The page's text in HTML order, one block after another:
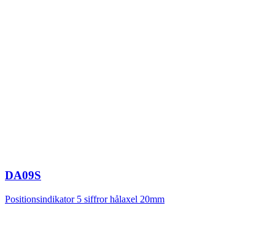
DA09S
Positionsindikator 5 siffror hålaxel 20mm